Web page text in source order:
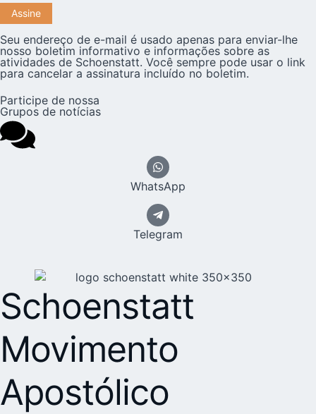
Seu endereço de e-mail é usado apenas para enviar-lhe
nosso boletim informativo e informações sobre as
atividades de Schoenstatt. Você sempre pode usar o link
para cancelar a assinatura incluído no boletim.
Participe de nossa
Grupos de notícias
WhatsApp
Telegram
Schoenstatt
Movimento
Apostólico